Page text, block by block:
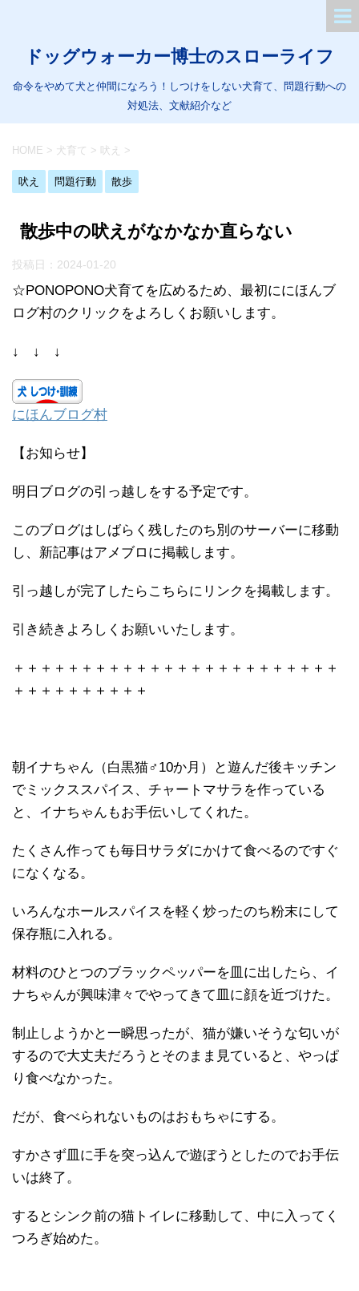
ドッグウォーカー博士のスローライフ
命令をやめて犬と仲間になろう！しつけをしない犬育て、問題行動への
対処法、文献紹介など
HOME > 犬育て > 吠え >
吠え 問題行動 散歩
散歩中の吠えがなかなか直らない
投稿日： 2024-01-20
☆PONOPONO犬育てを広めるため、最初ににほんブ
ログ村のクリックをよろしくお願いします。
↓ ↓ ↓
にほんブログ村
【お知らせ】
明日ブログの引っ越しをする予定です。
このブログはしばらく残したのち別のサーバーに移動
し、新記事はアメブロに掲載します。
引っ越しが完了したらこちらにリンクを掲載します。
引き続きよろしくお願いいたします。
＋＋＋＋＋＋＋＋＋＋＋＋＋＋＋＋＋＋＋＋＋＋＋＋
＋＋＋＋＋＋＋＋＋＋
朝イナちゃん（白黒猫♂10か月）と遊んだ後キッチン
でミックススパイス、チャートマサラを作っている
と、イナちゃんもお手伝いしてくれた。
たくさん作っても毎日サラダにかけて食べるのですぐ
になくなる。
いろんなホールスパイスを軽く炒ったのち粉末にして
保存瓶に入れる。
材料のひとつのブラックペッパーを皿に出したら、イ
ナちゃんが興味津々でやってきて皿に顔を近づけた。
制止しようかと一瞬思ったが、猫が嫌いそうな匂いが
するので大丈夫だろうとそのまま見ていると、やっぱ
り食べなかった。
だが、食べられないものはおもちゃにする。
すかさず皿に手を突っ込んで遊ぼうとしたのでお手伝
いは終了。
するとシンク前の猫トイレに移動して、中に入ってく
つろぎ始めた。